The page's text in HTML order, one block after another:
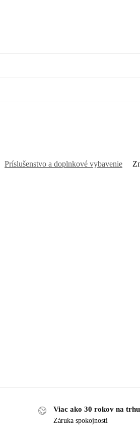
Príslušenstvo a doplnkové vybavenie
Viac ako 30 rokov na trhu
Záruka spokojnosti